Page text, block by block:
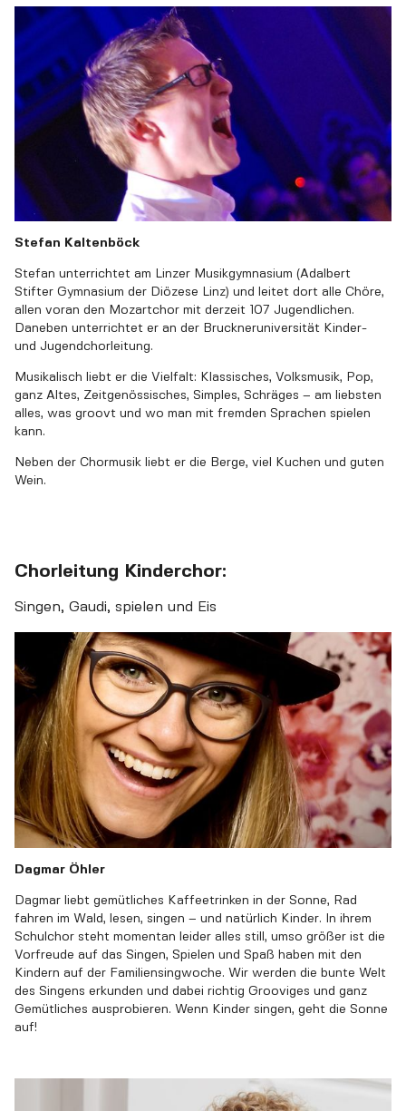
Stefan Kaltenböck
Stefan unterrichtet am Linzer Musikgymnasium (Adalbert
Stifter Gymnasium der Diözese Linz) und leitet dort alle Chöre,
allen voran den Mozartchor mit derzeit 107 Jugendlichen.
Daneben unterrichtet er an der Bruckneruniversität Kinder-
und Jugendchorleitung.
Musikalisch liebt er die Vielfalt: Klassisches, Volksmusik, Pop,
ganz Altes, Zeitgenössisches, Simples, Schräges – am liebsten
alles, was groovt und wo man mit fremden Sprachen spielen
kann.
Neben der Chormusik liebt er die Berge, viel Kuchen und guten
Wein.
Chorleitung Kinderchor:
Singen, Gaudi, spielen und Eis
Dagmar Öhler
Dagmar liebt gemütliches Kaffeetrinken in der Sonne, Rad
fahren im Wald, lesen, singen – und natürlich Kinder. In ihrem
Schulchor steht momentan leider alles still, umso größer ist die
Vorfreude auf das Singen, Spielen und Spaß haben mit den
Kindern auf der Familiensingwoche. Wir werden die bunte Welt
des Singens erkunden und dabei richtig Grooviges und ganz
Gemütliches ausprobieren. Wenn Kinder singen, geht die Sonne
auf!